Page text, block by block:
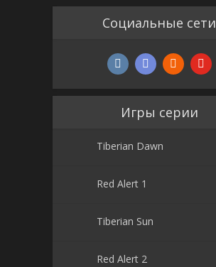
Социальные сети
Игры серии
Tiberian Dawn
Red Alert 1
Tiberian Sun
Red Alert 2